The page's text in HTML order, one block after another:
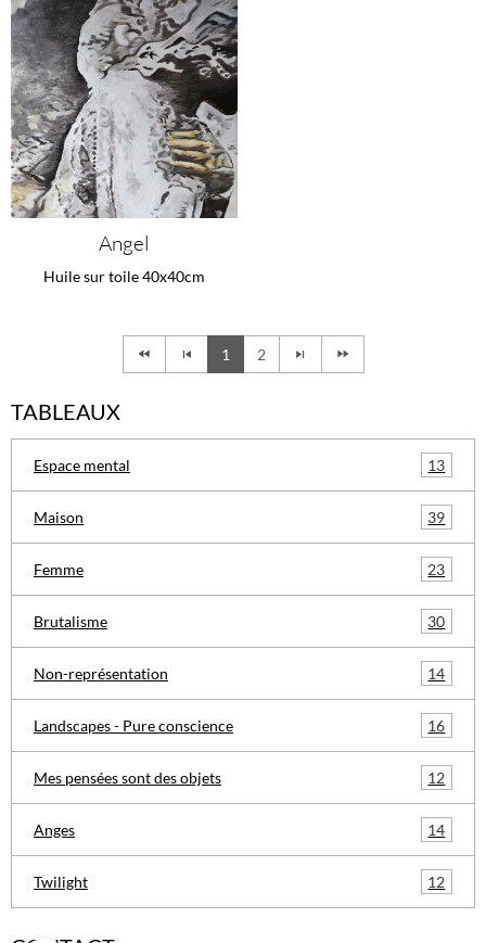
Angel
Huile sur toile 40x40cm
1 2
TABLEAUX
Espace mental 13
Maison 39
Femme 23
Brutalisme 30
Non-représentation 14
Landscapes - Pure conscience 16
Mes pensées sont des objets 12
Anges 14
Twilight 12